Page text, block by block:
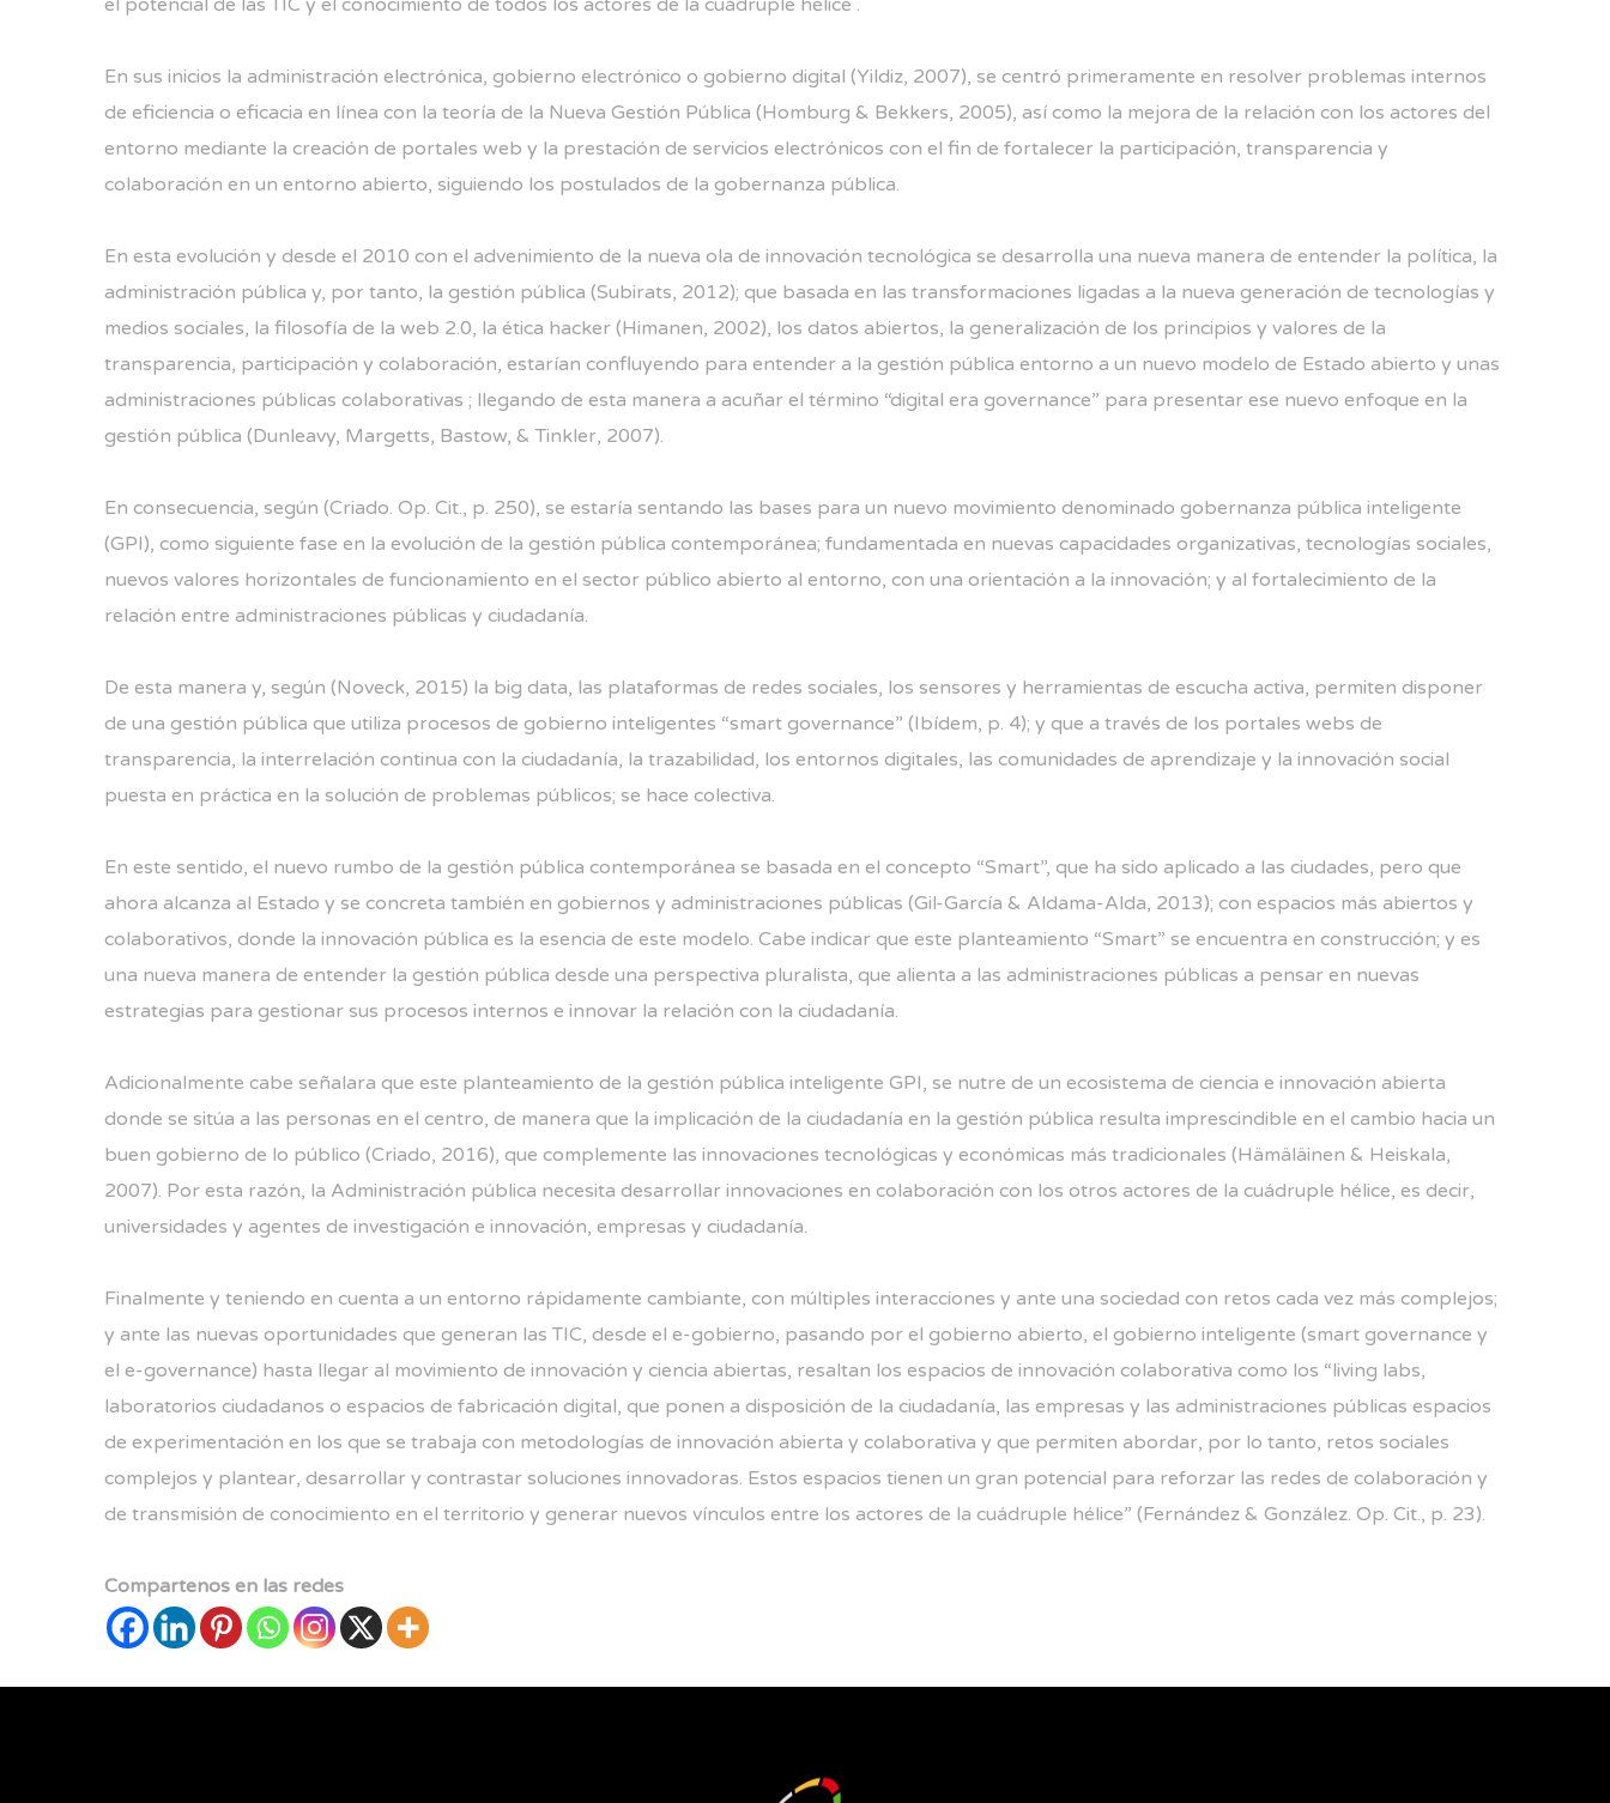
el potencial de las TIC y el conocimiento de todos los actores de la cuádruple hélice .
En sus inicios la administración electrónica, gobierno electrónico o gobierno digital (Yildiz, 2007), se centró primeramente en resolver problemas internos
de eficiencia o eficacia en línea con la teoría de la Nueva Gestión Pública (Homburg & Bekkers, 2005), así como la mejora de la relación con los actores del
entorno mediante la creación de portales web y la prestación de servicios electrónicos con el fin de fortalecer la participación, transparencia y
colaboración en un entorno abierto, siguiendo los postulados de la gobernanza pública.
En esta evolución y desde el 2010 con el advenimiento de la nueva ola de innovación tecnológica se desarrolla una nueva manera de entender la política, la
administración pública y, por tanto, la gestión pública (Subirats, 2012); que basada en las transformaciones ligadas a la nueva generación de tecnologías y
medios sociales, la filosofía de la web 2.0, la ética hacker (Himanen, 2002), los datos abiertos, la generalización de los principios y valores de la
transparencia, participación y colaboración, estarían confluyendo para entender a la gestión pública entorno a un nuevo modelo de Estado abierto y unas
administraciones públicas colaborativas ; llegando de esta manera a acuñar el término “digital era governance” para presentar ese nuevo enfoque en la
gestión pública (Dunleavy, Margetts, Bastow, & Tinkler, 2007).
En consecuencia, según (Criado. Op. Cit., p. 250), se estaría sentando las bases para un nuevo movimiento denominado gobernanza pública inteligente
(GPI), como siguiente fase en la evolución de la gestión pública contemporánea; fundamentada en nuevas capacidades organizativas, tecnologías sociales,
nuevos valores horizontales de funcionamiento en el sector público abierto al entorno, con una orientación a la innovación; y al fortalecimiento de la
relación entre administraciones públicas y ciudadanía.
De esta manera y, según (Noveck, 2015) la big data, las plataformas de redes sociales, los sensores y herramientas de escucha activa, permiten disponer
de una gestión pública que utiliza procesos de gobierno inteligentes “smart governance” (Ibídem, p. 4); y que a través de los portales webs de
transparencia, la interrelación continua con la ciudadanía, la trazabilidad, los entornos digitales, las comunidades de aprendizaje y la innovación social
puesta en práctica en la solución de problemas públicos; se hace colectiva.
En este sentido, el nuevo rumbo de la gestión pública contemporánea se basada en el concepto “Smart”, que ha sido aplicado a las ciudades, pero que
ahora alcanza al Estado y se concreta también en gobiernos y administraciones públicas (Gil-García & Aldama-Alda, 2013); con espacios más abiertos y
colaborativos, donde la innovación pública es la esencia de este modelo. Cabe indicar que este planteamiento “Smart” se encuentra en construcción; y es
una nueva manera de entender la gestión pública desde una perspectiva pluralista, que alienta a las administraciones públicas a pensar en nuevas
estrategias para gestionar sus procesos internos e innovar la relación con la ciudadanía.
Adicionalmente cabe señalara que este planteamiento de la gestión pública inteligente GPI, se nutre de un ecosistema de ciencia e innovación abierta
donde se sitúa a las personas en el centro, de manera que la implicación de la ciudadanía en la gestión pública resulta imprescindible en el cambio hacia un
buen gobierno de lo público (Criado, 2016), que complemente las innovaciones tecnológicas y económicas más tradicionales (Hämäläinen & Heiskala,
2007). Por esta razón, la Administración pública necesita desarrollar innovaciones en colaboración con los otros actores de la cuádruple hélice, es decir,
universidades y agentes de investigación e innovación, empresas y ciudadanía.
Finalmente y teniendo en cuenta a un entorno rápidamente cambiante, con múltiples interacciones y ante una sociedad con retos cada vez más complejos;
y ante las nuevas oportunidades que generan las TIC, desde el e-gobierno, pasando por el gobierno abierto, el gobierno inteligente (smart governance y
el e-governance) hasta llegar al movimiento de innovación y ciencia abiertas, resaltan los espacios de innovación colaborativa como los “living labs,
laboratorios ciudadanos o espacios de fabricación digital, que ponen a disposición de la ciudadanía, las empresas y las administraciones públicas espacios
de experimentación en los que se trabaja con metodologías de innovación abierta y colaborativa y que permiten abordar, por lo tanto, retos sociales
complejos y plantear, desarrollar y contrastar soluciones innovadoras. Estos espacios tienen un gran potencial para reforzar las redes de colaboración y
de transmisión de conocimiento en el territorio y generar nuevos vínculos entre los actores de la cuádruple hélice” (Fernández & González. Op. Cit., p. 23).
Compartenos en las redes